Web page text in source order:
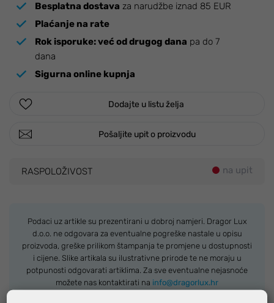
Besplatna dostava za narudžbe iznad 85 EUR
Plaćanje na rate
Rok isporuke:već od drugog dana pa do 7
dana
Sigurna online kupnja
Dodajte u listu želja
Pošaljite upit o proizvodu
RASPOLOŽIVOST na upit
Podaci uz artikle su prezentirani u dobroj namjeri. Dragor Lux
d.o.o. ne odgovara za eventualne pogreške nastale u opisu
proizvoda, greške prilikom štampanja te promjene u dostupnosti
i cijene. Slike artikala su ilustrativne prirode te ne moraju u
potpunosti odgovarati artiklima. Za sve eventualne nejasnoće
možete nas kontaktirati na info@dragorlux.hr